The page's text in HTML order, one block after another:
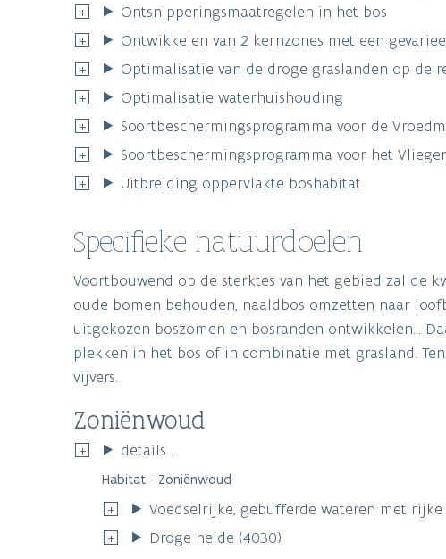
Ontsnipperingsmaatregelen in het bos
Ontwikkelen van 2 kernzones met een
Optimalisatie van de droge graslanden op de
Optimalisatie waterhuishouding
Soortbeschermingsprogramma voor de
Soortbeschermingsprogramma voor het
Uitbreiding oppervlakte boshabitat
Specifieke natuurdoelen
Voortbouwend op de sterktes van het gebied zal de
oude bomen behouden, naaldbos omzetten naar
uitgekozen boszomen en bosranden ontwikkelen...
plekken in het bos of in combinatie met grasland.
vijvers.
Zoniënwoud
details ...
Habitat - Zoniënwoud
Voedselrijke, gebufferde wateren met
Droge heide (4030)